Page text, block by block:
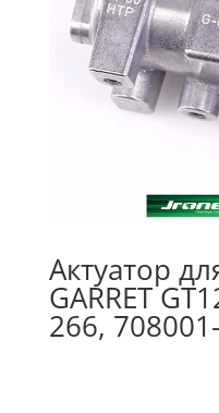
Актуатор
GARRET
266,